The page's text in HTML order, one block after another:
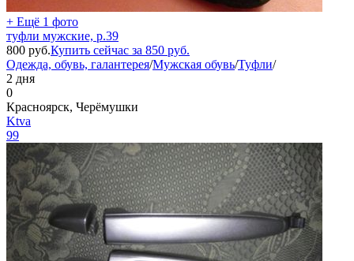
+ Ещё 1 фото
туфли мужские, р.39
800 руб.Купить сейчас за 850 руб.
Одежда, обувь, галантерея/Мужская обувь/Туфли/
2 дня
0
Красноярск, Черёмушки
Ktva
99